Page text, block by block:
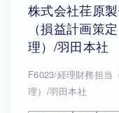
株式会社荏原
（損益計画策
理）/羽田本社
F6023/経理財務担当
理）/羽田本社